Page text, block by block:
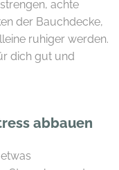
achte
der Bauchdecke,
ruhiger werden.
dich gut und
abbauen